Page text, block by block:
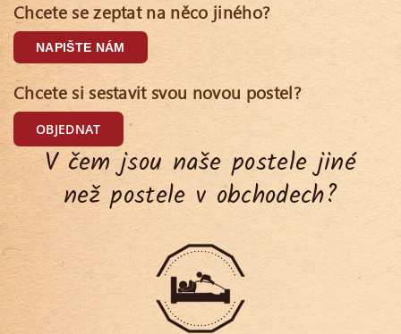
Chcete se zeptat na něco jiného?
NAPIŠTE NÁM
Chcete si sestavit svou novou postel?
OBJEDNAT
V čem jsou naše postele jiné
než postele v obchodech?